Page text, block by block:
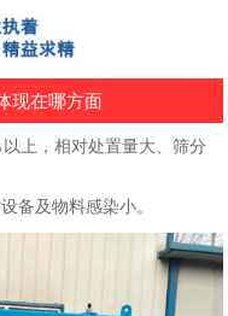
现在哪方面
以上，相对处置量大、筛分
备及物料感染小。